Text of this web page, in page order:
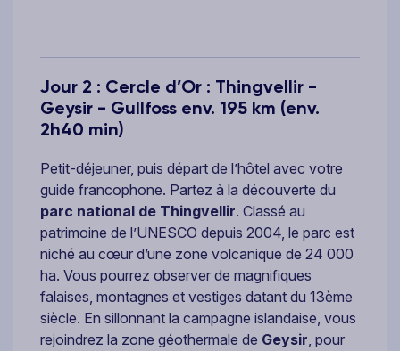
Jour 2 : Cercle d’Or : Thingvellir -
Geysir - Gullfoss env. 195 km (env.
2h40 min)
Petit-déjeuner, puis départ de l’hôtel avec votre
guide francophone. Partez à la découverte du
parc national de Thingvellir. Classé au
patrimoine de l’UNESCO depuis 2004, le parc est
niché au cœur d’une zone volcanique de 24 000
ha. Vous pourrez observer de magnifiques
falaises, montagnes et vestiges datant du 13ème
siècle. En sillonnant la campagne islandaise, vous
rejoindrez la zone géothermale de Geysir, pour